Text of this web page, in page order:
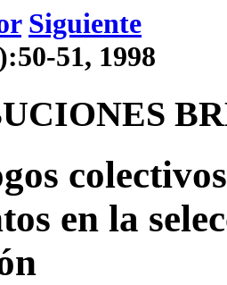
Siguiente
51, 1998
en la